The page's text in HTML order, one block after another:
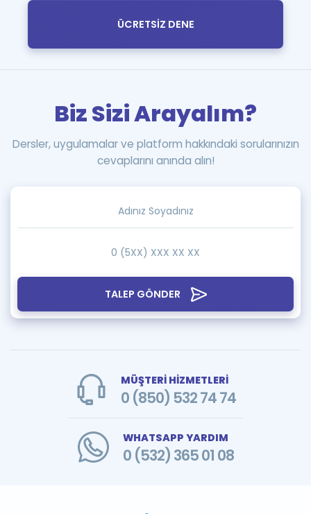
ÜCRETSİZ DENE
TALEP GÖNDER
Biz Sizi Arayalım?
Dersler, uygulamalar ve platform hakkındaki sorularınızın
cevaplarını anında alın!
MÜŞTERİ HİZMETLERİ
0 (850) 532 74 74
WHATSAPP YARDIM
0 (532) 365 01 08